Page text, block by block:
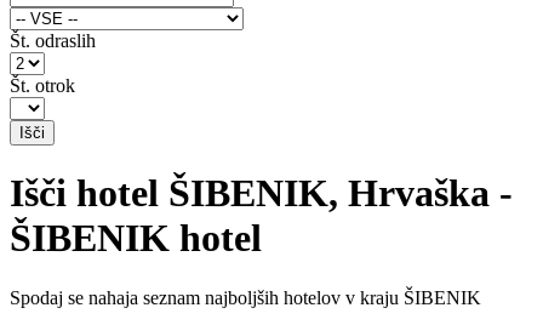
Št. odraslih
Št. otrok
Išči hotel ŠIBENIK, Hrvaška -
ŠIBENIK hotel
Spodaj se nahaja seznam najboljših hotelov v kraju ŠIBENIK